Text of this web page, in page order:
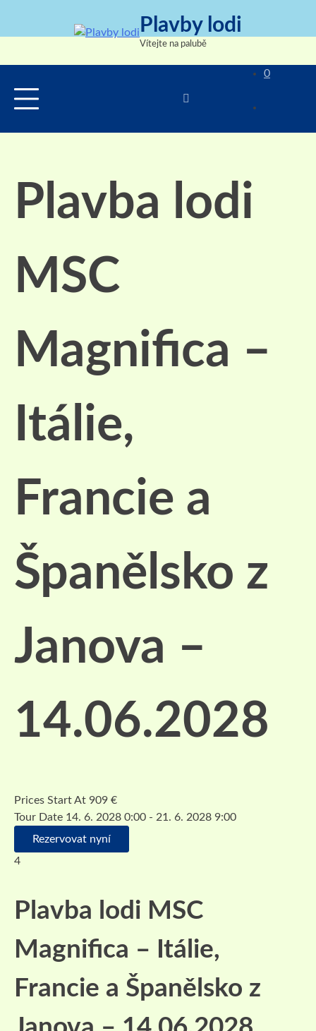
Plavby lodi
Vítejte na palubě
0
Plavba lodi
MSC
Magnifica –
Itálie,
Francie a
Španělsko z
Janova –
14.06.2028
Prices Start At 909 €
Tour Date 14. 6. 2028 0:00 - 21. 6. 2028 9:00
Rezervovat nyní
4
Plavba lodi MSC
Magnifica – Itálie,
Francie a Španělsko z